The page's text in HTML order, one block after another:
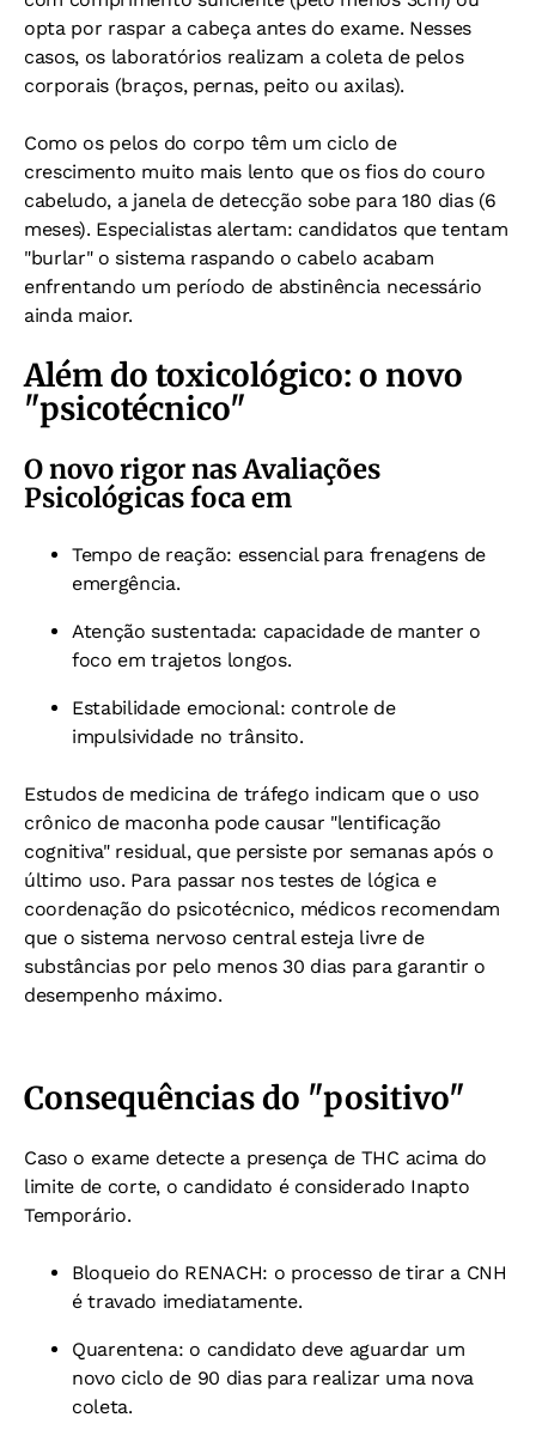
opta por raspar a cabeça antes do exame. Nesses
casos, os laboratórios realizam a coleta de pelos
corporais (braços, pernas, peito ou axilas).
Como os pelos do corpo têm um ciclo de
crescimento muito mais lento que os fios do couro
cabeludo, a janela de detecção sobe para 180 dias (6
meses). Especialistas alertam: candidatos que tentam
"burlar" o sistema raspando o cabelo acabam
enfrentando um período de abstinência necessário
ainda maior.
Além do toxicológico: o novo
"psicotécnico"
O novo rigor nas Avaliações
Psicológicas foca em
Tempo de reação: essencial para frenagens de
emergência.
Atenção sustentada: capacidade de manter o
foco em trajetos longos.
Estabilidade emocional: controle de
impulsividade no trânsito.
Estudos de medicina de tráfego indicam que o uso
crônico de maconha pode causar "lentificação
cognitiva" residual, que persiste por semanas após o
último uso. Para passar nos testes de lógica e
coordenação do psicotécnico, médicos recomendam
que o sistema nervoso central esteja livre de
substâncias por pelo menos 30 dias para garantir o
desempenho máximo.
Consequências do "positivo"
Caso o exame detecte a presença de THC acima do
limite de corte, o candidato é considerado Inapto
Temporário.
Bloqueio do RENACH: o processo de tirar a CNH
é travado imediatamente.
Quarentena: o candidato deve aguardar um
novo ciclo de 90 dias para realizar uma nova
coleta.